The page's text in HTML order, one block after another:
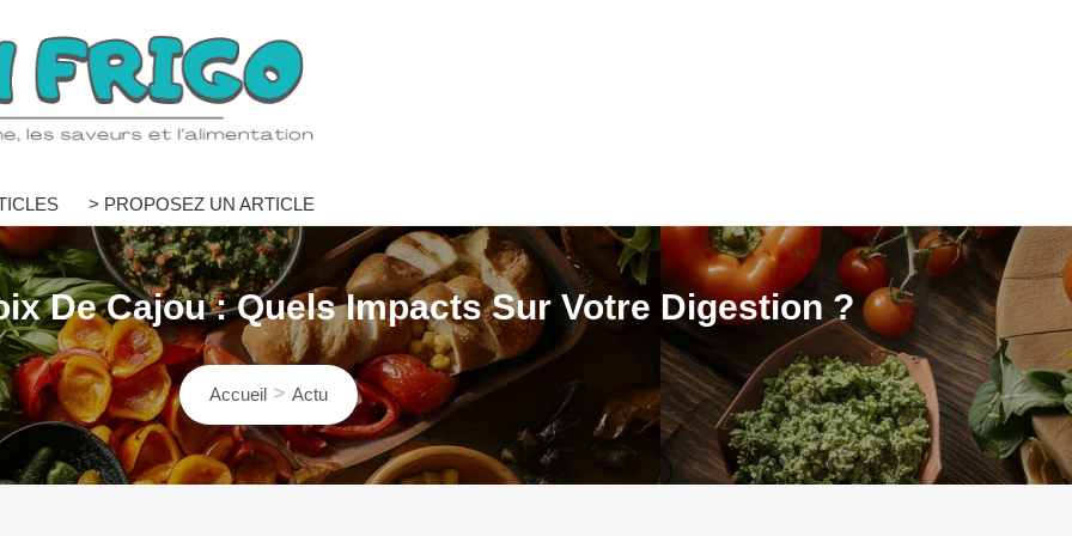
> PROPOSEZ UN ARTICLE
De Cajou : Quels Impacts Sur Votre Digestion ?
Accueil Actu